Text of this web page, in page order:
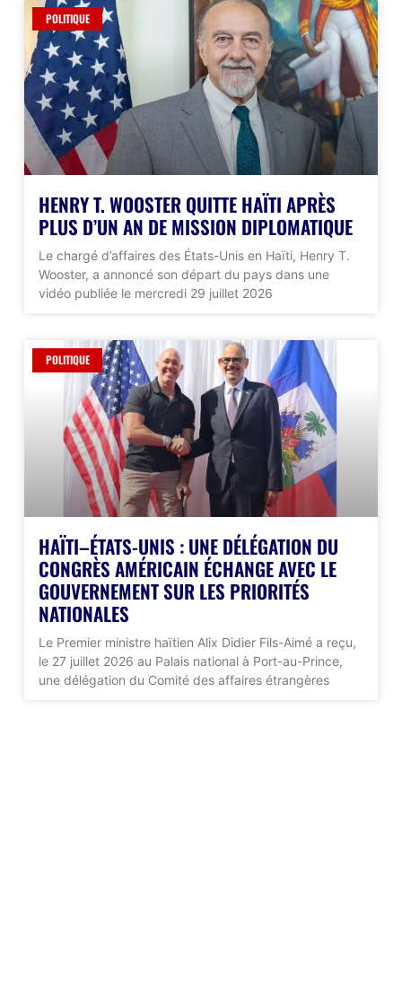
POLITIQUE
HENRY T. WOOSTER QUITTE HAÏTI APRÈS
PLUS D’UN AN DE MISSION DIPLOMATIQUE
Le chargé d’affaires des États-Unis en Haïti, Henry T.
Wooster, a annoncé son départ du pays dans une
vidéo publiée le mercredi 29 juillet 2026
POLITIQUE
HAÏTI–ÉTATS-UNIS : UNE DÉLÉGATION DU
CONGRÈS AMÉRICAIN ÉCHANGE AVEC LE
GOUVERNEMENT SUR LES PRIORITÉS
NATIONALES
Le Premier ministre haïtien Alix Didier Fils-Aimé a reçu,
le 27 juillet 2026 au Palais national à Port-au-Prince,
une délégation du Comité des affaires étrangères